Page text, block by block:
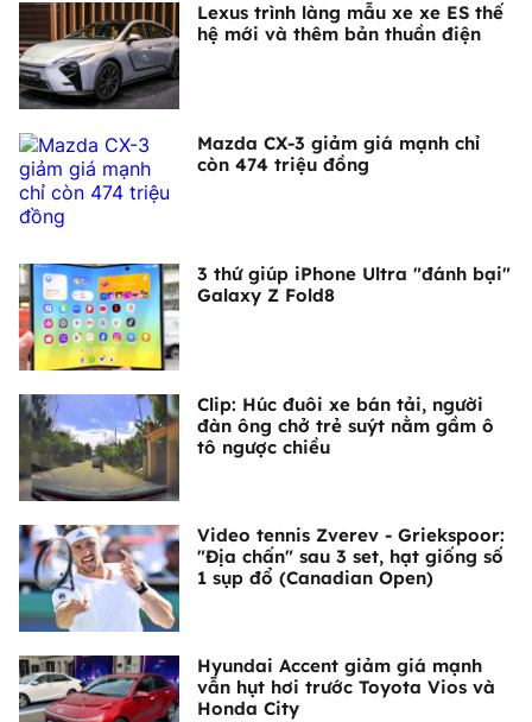
Lexus trình làng mẫu xe xe ES thế
hệ mới và thêm bản thuần điện
Mazda CX-3 giảm giá mạnh chỉ
còn 474 triệu đồng
3 thứ giúp iPhone Ultra "đánh bại"
Galaxy Z Fold8
Clip: Húc đuôi xe bán tải, người
đàn ông chở trẻ suýt nằm gầm ô
tô ngược chiều
Video tennis Zverev - Griekspoor:
"Địa chấn" sau 3 set, hạt giống số
1 sụp đổ (Canadian Open)
Hyundai Accent giảm giá mạnh
vẫn hụt hơi trước Toyota Vios và
Honda City